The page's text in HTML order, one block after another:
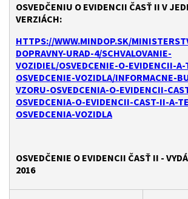
OSVEDČENIU O EVIDENCII ČASŤ II V
VERZIÁCH:
HTTPS://WWW.MINDOP.SK/
DOPRAVNY-URAD-4/SCHVALOVANIE-
VOZIDIEL/OSVEDCENIE-O-EVIDENCII-
OSVEDCENIE-VOZIDLA/INFORMACNE-
VZORU-OSVEDCENIA-O-EVIDENCII-
OSVEDCENIA-O-EVIDENCII-CAST-II-A-
OSVEDCENIA-VOZIDLA
OSVEDČENIE O EVIDENCII ČASŤ II -
2016